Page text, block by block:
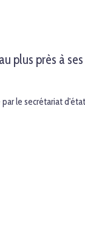
plus près à
le secrétariat